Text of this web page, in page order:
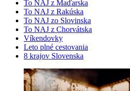
To NAJ z Maďarska
To NAJ z Rakúska
To NAJ zo Slovinska
To NAJ z Chorvátska
Víkendovky
Leto plné cestovania
8 krajov Slovenska